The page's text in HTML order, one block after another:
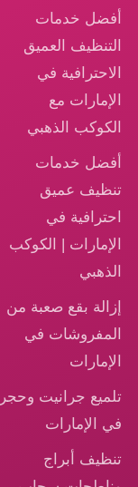
أفضل خدمات
التنظيف العميق
الاحترافية في
الإمارات مع
الكوكب الذهبي
أفضل خدمات
تنظيف عميق
احترافية في
الإمارات | الكوكب
الذهبي
إزالة بقع صعبة من
المفروشات في
الإمارات
تلميع جرانيت وحجر
في الإمارات
تنظيف أبراج